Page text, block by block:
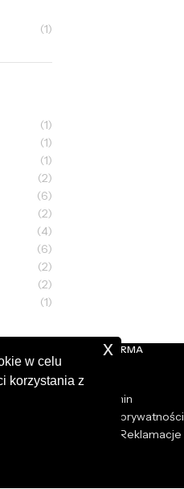
(1)
(1)
(1)
(1)
(2)
(6)
(2)
(4)
(6)
(2)
(2)
(1)
NASZA FIRMA
O nas
Regulamin
Polityka prywatności
Zwroty i Reklamacje
w celu
korzystania z
x